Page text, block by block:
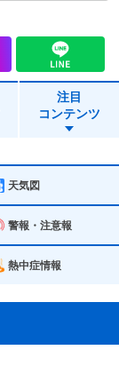
注目
コンテンツ
天気図
警報・注意報
熱中症情報